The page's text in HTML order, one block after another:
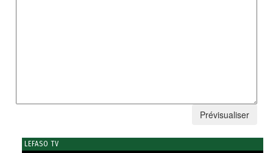
LEFASO TV